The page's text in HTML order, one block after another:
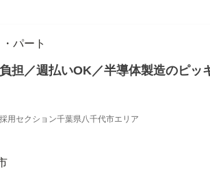
パート
担／週払いOK／半導体製造のピッ
用セクション千葉県八千代市エリア